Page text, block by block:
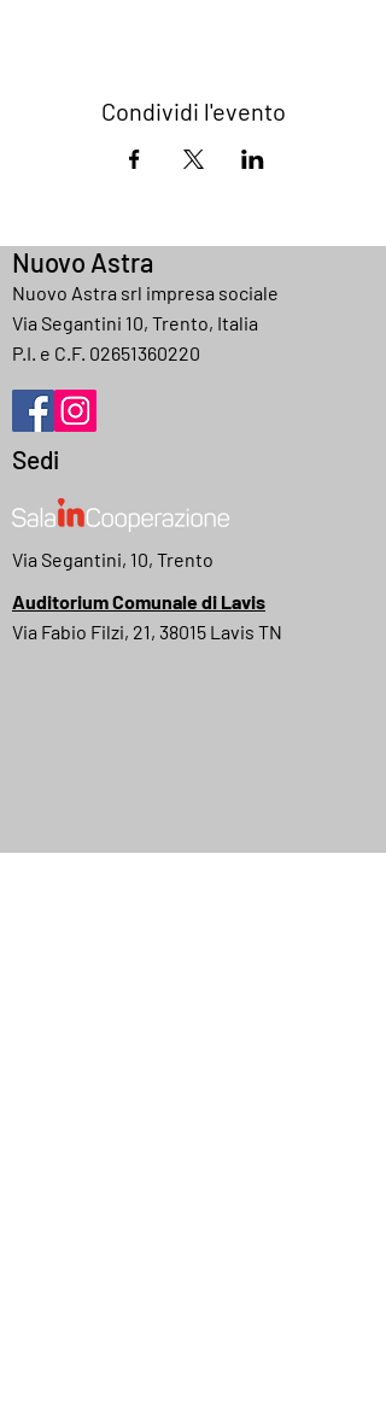
Condividi l'evento
Nuovo Astra
Nuovo Astra srl impresa sociale
Via Segantini 10, Trento, Italia
P.I. e C.F. 02651360220
Sedi
Via Segantini, 10, Trento
Auditorium Comunale di Lavis
Via Fabio Filzi, 21, 38015 Lavis TN